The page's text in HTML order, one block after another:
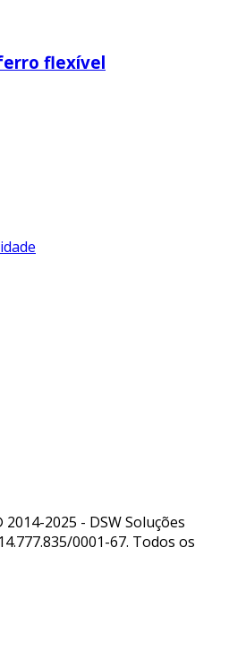
a escolha certa e uma
é possível garantir um
um aumento na
flexível
2025 - DSW Soluções
0001-67. Todos os